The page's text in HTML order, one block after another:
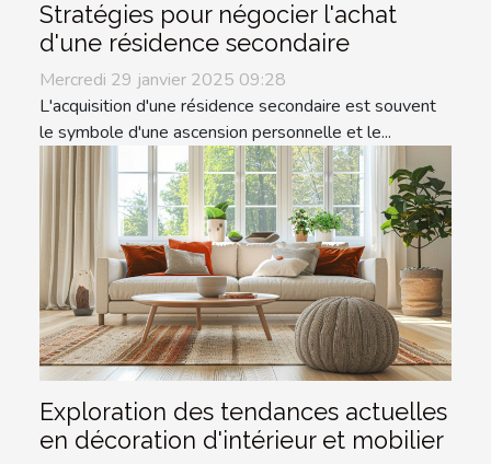
Stratégies pour négocier l'achat
d'une résidence secondaire
Mercredi 29 janvier 2025 09:28
L'acquisition d'une résidence secondaire est souvent
le symbole d'une ascension personnelle et le...
Exploration des tendances actuelles
en décoration d'intérieur et mobilier